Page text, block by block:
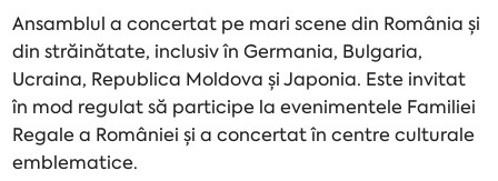
Ansamblul a concertat pe mari scene din România și
din străinătate, inclusiv în Germania, Bulgaria,
Ucraina, Republica Moldova și Japonia. Este invitat
în mod regulat să participe la evenimentele Familiei
Regale a României și a concertat în centre culturale
emblematice.